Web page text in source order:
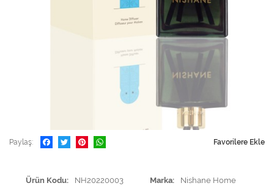
Paylaş Favorilere Ekle
Ürün Kodu NH20220003 Marka Nishane Home